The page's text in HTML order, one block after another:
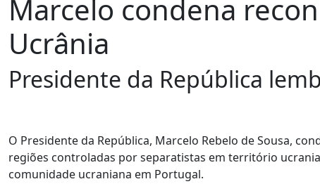
Marcelo condena
Ucrânia
Presidente da República
O Presidente da República, Marcelo Rebelo de Sousa,
regiões controladas por separatistas em território
comunidade ucraniana em Portugal.